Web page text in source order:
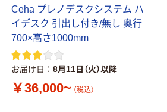
Ceha プレノデスクシステム ハ
イデスク 引出し付き/無し 奥行
700×高さ1000mm
お届け日 8月11日（火）以降
￥36,000~ （税込）